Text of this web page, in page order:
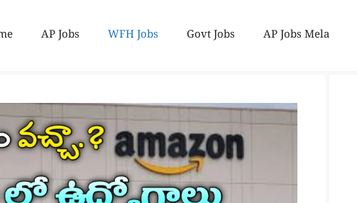
AP Jobs WFH Jobs Govt Jobs AP Jobs Mela